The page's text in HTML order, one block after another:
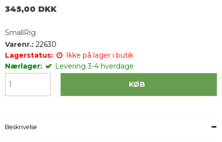
345,00 DKK
SmallRig
Varenr.: 22630
Lagerstatus:
Ikke på lager i butik
Nærlager:
Levering 3-4 hverdage
KØB
Beskrivelse